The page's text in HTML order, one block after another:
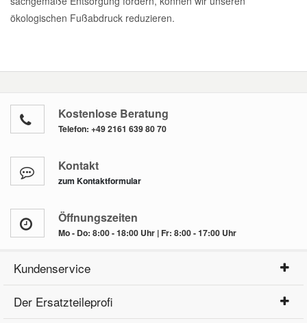
ökologischen Fußabdruck reduzieren.
Kostenlose Beratung
Telefon: +49 2161 639 80 70
Kontakt
zum Kontaktformular
Öffnungszeiten
Mo - Do: 8:00 - 18:00 Uhr | Fr: 8:00 - 17:00 Uhr
Kundenservice
Der Ersatzteileprofi